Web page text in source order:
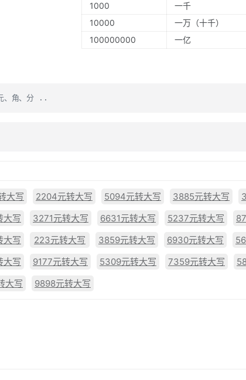
1000
一千
10000
一万（十千）
100000000
一亿
、角、分 ..
大写 2204元转大写 5094元转大写 3885元转大写
大写 3271元转大写 6631元转大写 5237元转大写
大写 223元转大写 3859元转大写 6930元转大写
大写 9177元转大写 5309元转大写 7359元转大写
大写 9898元转大写